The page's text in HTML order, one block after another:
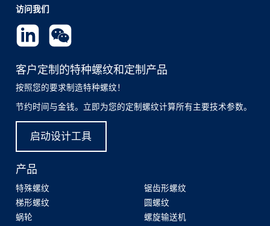
访问我们
客户定制的特种螺纹和定制产品
按照您的要求制造特种螺纹！
节约时间与金钱。立即为您的定制螺纹计算所有主要技术参数。
启动设计工具
产品
特殊螺纹
梯形螺纹
蜗轮
锯齿形螺纹
圆螺纹
螺旋输送机